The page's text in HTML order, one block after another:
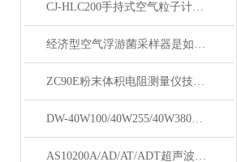
CJ-HLC200手持式空气粒子计数器技术参数
经济型空气浮游菌采样器是如何赢得客户信赖的？
ZC90E粉末体积电阻测量仪技术资料
DW-40W100/40W255/40W380低温保存箱
AS10200A/AD/AT/ADT超声波清洗机